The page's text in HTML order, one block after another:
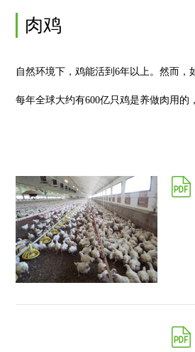
肉鸡
自然环境下，鸡能活到6年以上。然而，
每年全球大约有600亿只鸡是养做肉用的